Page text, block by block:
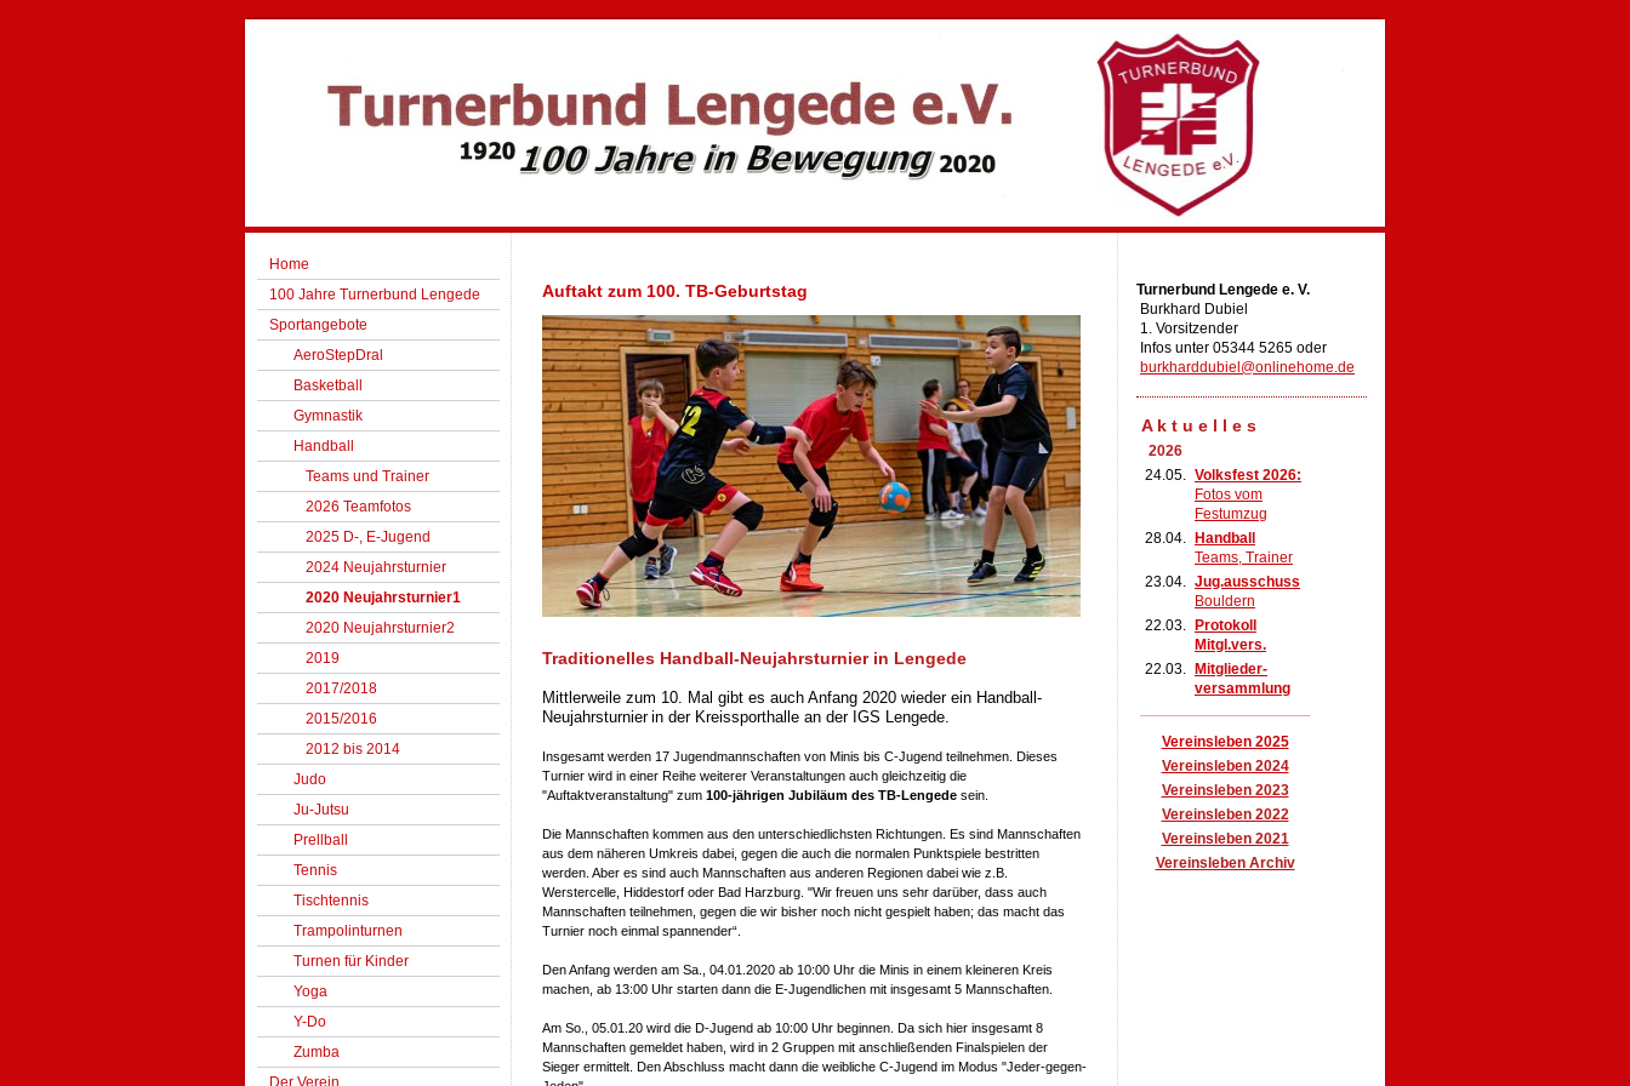
Home
100 Jahre Turnerbund Lengede
Sportangebote
AeroStepDral
Basketball
Gymnastik
Handball
Teams und Trainer
2026 Teamfotos
2025 D-, E-Jugend
2024 Neujahrsturnier
2020 Neujahrsturnier1
2020 Neujahrsturnier2
2019
2017/2018
2015/2016
2012 bis 2014
Judo
Ju-Jutsu
Prellball
Tennis
Tischtennis
Trampolinturnen
Turnen für Kinder
Yoga
Y-Do
Zumba
Der Verein
Auftakt zum 100. TB-Geburtstag
Traditionelles Handball-Neujahrsturnier in Lengede
Mittlerweile zum 10. Mal gibt es auch Anfang 2020 wieder ein Handball-
Neujahrsturnier in der Kreissporthalle an der IGS Lengede.
Insgesamt werden 17 Jugendmannschaften von Minis bis C-Jugend teilnehmen. Dieses
Turnier wird in einer Reihe weiterer Veranstaltungen auch gleichzeitig die
"Auftaktveranstaltung" zum 100-jährigen Jubiläum des TB-Lengede sein.
Die Mannschaften kommen aus den unterschiedlichsten Richtungen. Es sind Mannschaften
aus dem näheren Umkreis dabei, gegen die auch die normalen Punktspiele bestritten
werden. Aber es sind auch Mannschaften aus anderen Regionen dabei wie z.B.
Werstercelle, Hiddestorf oder Bad Harzburg. "Wir freuen uns sehr darüber, dass auch
Mannschaften teilnehmen, gegen die wir bisher noch nicht gespielt haben; das macht das
Turnier noch einmal spannender“.
Den Anfang werden am Sa., 04.01.2020 ab 10:00 Uhr die Minis in einem kleineren Kreis
machen, ab 13:00 Uhr starten dann die E-Jugendlichen mit insgesamt 5 Mannschaften.
Am So., 05.01.20 wird die D-Jugend ab 10:00 Uhr beginnen. Da sich hier insgesamt 8
Mannschaften gemeldet haben, wird in 2 Gruppen mit anschließenden Finalspielen der
Sieger ermittelt. Den Abschluss macht dann die weibliche C-Jugend im Modus "Jeder-gegen-
Turnerbund Lengede e. V.
Burkhard Dubiel
1. Vorsitzender
Infos unter 05344 5265 oder
burkharddubiel@onlinehome.de
A k t u e l l e s
2026
24.05. Volksfest 2026:
Fotos vom
Festumzug
28.04.
Handball
Teams, Trainer
23.04. Jug.ausschuss
Bouldern
22.03.
Protokoll
Mitgl.vers.
22.03.
Mitglieder-
versammlung
......................................................................
Vereinsleben 2025
Vereinsleben 2024
Vereinsleben 2023
Vereinsleben 2022
Vereinsleben 2021
Vereinsleben Archiv